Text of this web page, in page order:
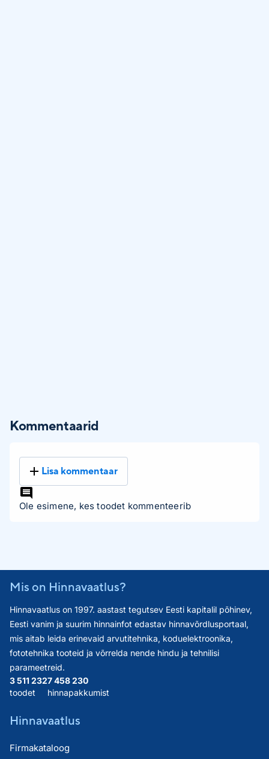
Kommentaarid
Lisa kommentaar
Ole esimene, kes toodet kommenteerib
Mis on Hinnavaatlus?
Hinnavaatlus on 1997. aastast tegutsev Eesti kapitalil põhinev,
Eesti vanim ja suurim hinnainfot edastav hinnavõrdlusportaal,
mis aitab leida erinevaid arvutitehnika, koduelektroonika,
fototehnika tooteid ja võrrelda nende hindu ja tehnilisi
parameetreid.
3 511 232
toodet
7 458 230
hinnapakkumist
Hinnavaatlus
Firmakataloog